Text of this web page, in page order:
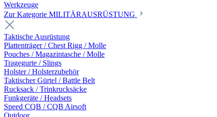
Werkzeuge
Zur Kategorie MILITÄRAUSRÜSTUNG
Taktische Ausrüstung
Plattenträger / Chest Rigg / Molle
Pouches / Magazintasche / Molle
Tragegurte / Slings
Holster / Holsterzubehör
Taktischer Gürtel / Battle Belt
Rucksack / Trinkrucksäcke
Funkgeräte / Headsets
Speed CQB / CQB Airsoft
Outdoor